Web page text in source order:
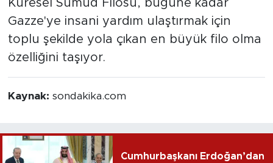
Küresel Sumud Filosu, bugüne kadar
Gazze'ye insani yardım ulaştırmak için
toplu şekilde yola çıkan en büyük filo olma
özelliğini taşıyor.
Kaynak: sondakika.com
Cumhurbaşkanı Erdoğan’dan